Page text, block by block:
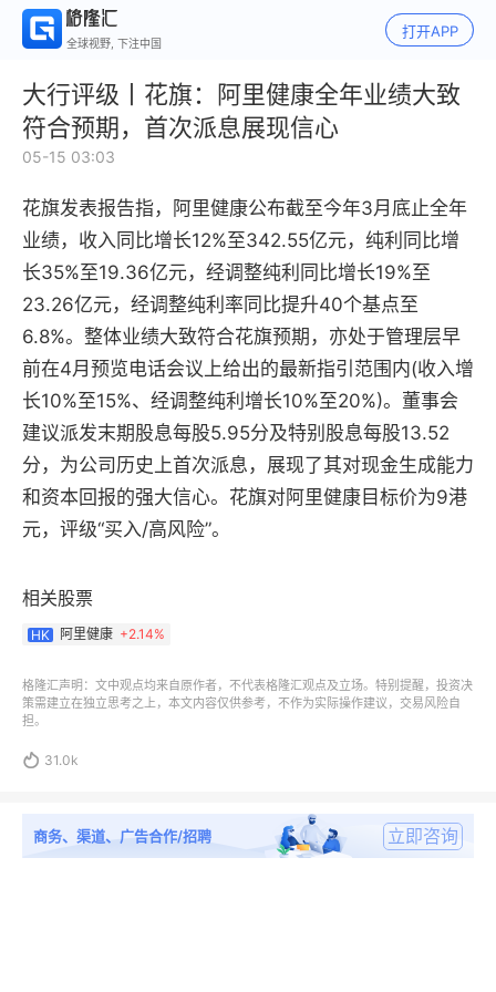
全球视野, 下注中国
打开APP
大行评级丨花旗：阿里健康全年业绩大致
符合预期，首次派息展现信心
05-15 03:03
花旗发表报告指，阿里健康公布截至今年3月底止全年
业绩，收入同比增长12%至342.55亿元，纯利同比增
长35%至19.36亿元，经调整纯利同比增长19%至
23.26亿元，经调整纯利率同比提升40个基点至
6.8%。整体业绩大致符合花旗预期，亦处于管理层早
前在4月预览电话会议上给出的最新指引范围内(收入增
长10%至15%、经调整纯利增长10%至20%)。董事会
建议派发末期股息每股5.95分及特别股息每股13.52
分，为公司历史上首次派息，展现了其对现金生成能力
和资本回报的强大信心。花旗对阿里健康目标价为9港
元，评级“买入/高风险”。
相关股票
HK 阿里健康 +2.14%
格隆汇声明：文中观点均来自原作者，不代表格隆汇观点及立场。特别提醒，投资决
策需建立在独立思考之上，本文内容仅供参考，不作为实际操作建议，交易风险自
担。
 31.0k
商务、渠道、广告合作/招聘 立即咨询